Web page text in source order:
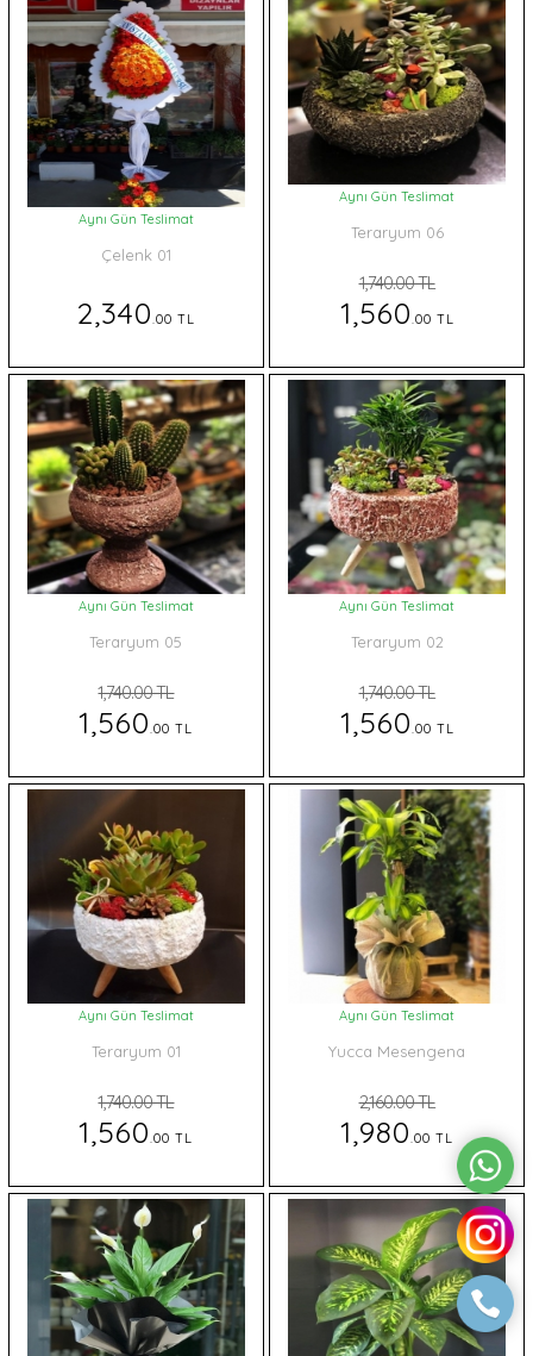
Aynı Gün Teslimat
Çelenk 01
2,340.00 TL
Aynı Gün Teslimat
Teraryum 06
1,740.00 TL
1,560.00 TL
Aynı Gün Teslimat
Teraryum 05
1,740.00 TL
1,560.00 TL
Aynı Gün Teslimat
Teraryum 02
1,740.00 TL
1,560.00 TL
Aynı Gün Teslimat
Teraryum 01
1,740.00 TL
1,560.00 TL
Aynı Gün Teslimat
Yucca Mesengena
2,160.00 TL
1,980.00 TL